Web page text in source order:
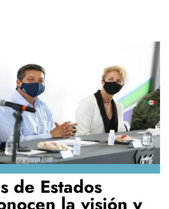
de Estados